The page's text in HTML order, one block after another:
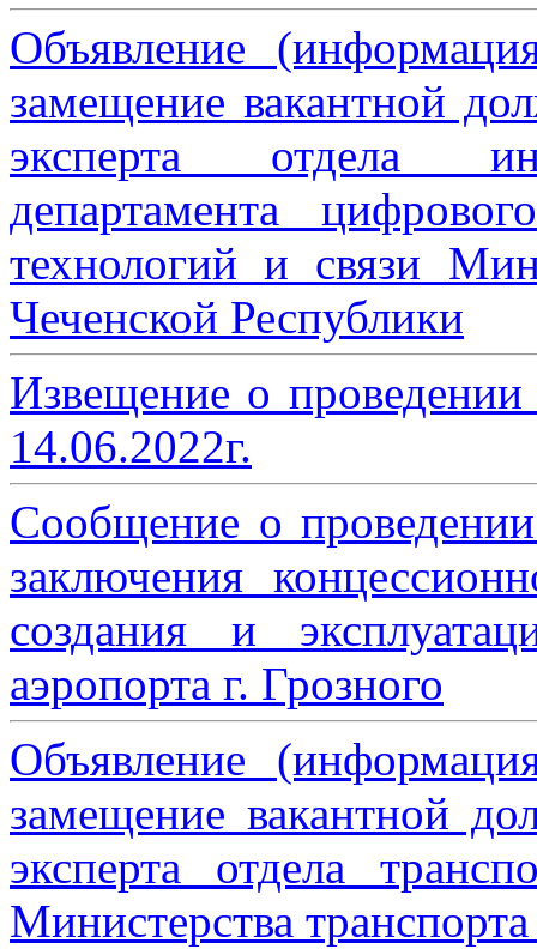
Объявление
замещение вакантной
эксперта отдела
департамента
технологий и связи
Чеченской Республики
Извещение о
14.06.2022г.
Сообщение о
заключения
создания и
аэропорта г. Грозного
Объявление
замещение вакантной
эксперта отдела
Министерства